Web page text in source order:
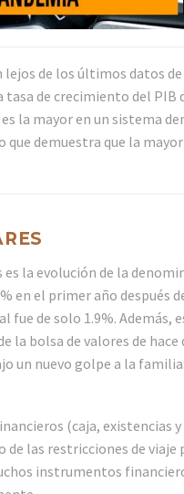
de los últimos datos
de crecimiento del PIB
la mayor en un sistema
que demuestra que la
la evolución de la
el primer año después
de solo 1.9%. Además,
bolsa de valores de hace
un nuevo golpe a la
(caja, existencias
las restricciones de viaje
instrumentos